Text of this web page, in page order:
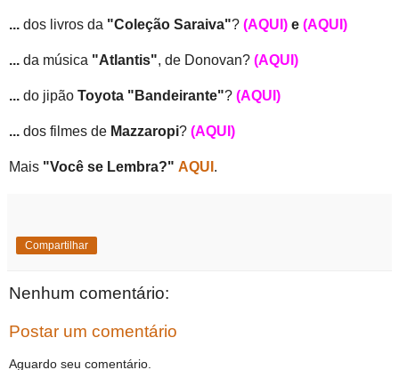
... dos livros da "Coleção Saraiva"? (AQUI) e (AQUI)
... da música "Atlantis", de Donovan? (AQUI)
... do jipão Toyota "Bandeirante"? (AQUI)
... dos filmes de Mazzaropi? (AQUI)
Mais "Você se Lembra?" AQUI .
Compartilhar
Nenhum comentário:
Postar um comentário
Aguardo seu comentário.